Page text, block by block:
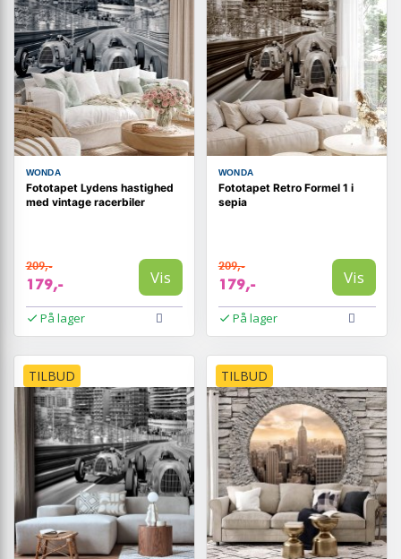
WONDA
Fototapet Lydens hastighed
med vintage racerbiler
209,-
179,- Vis
På lager
WONDA
Fototapet Retro Formel 1 i
sepia
209,-
179,- Vis
På lager
TILBUD TILBUD